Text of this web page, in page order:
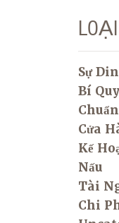
LOẠI
Sự
Bí
Cửa
Kế
Nấu
Tài
Chi